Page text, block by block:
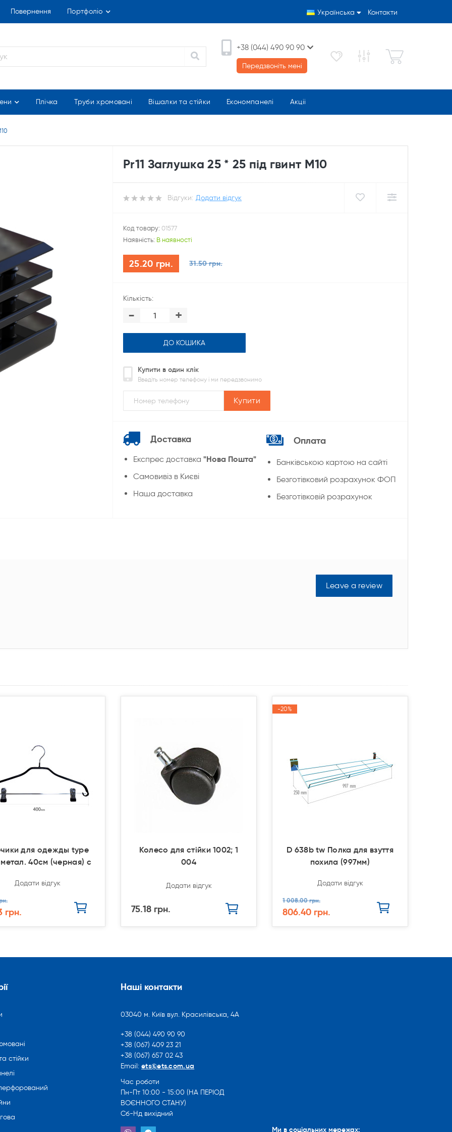
Повернення Портфоліо Українська Контакти
+38 (044) 490 90 90
Передзвоніть мені
Плічка Труби хромовані Вішалки та стійки Економпанелі Акціі
Pr11 Заглушка 25 * 25 під гвинт М10
Відгуки: Додати відгук
Код товару: 01577
Наявність: В наявності
25.20 грн. 31.50 грн.
Кількість:
- +
ДО КОШИКА
Купити в один клік
Введіть номер телефону і ми передзвонимо
Купити
Доставка
Експрес доставка "Нова Пошта"
Cамовивіз в Києві
Наша доставка
Оплата
Банківською картою на сайті
Безготівковий розрахунок ФОП
Безготівковій розрахунок
Leave a review
для одежды type
40см (черная) с
Додати відгук
грн.
Колесо для стійки 1002; 1
004
Додати відгук
75.18 грн.
-20%
-20%
D 638b tw Полка для взуття
похила (997мм)
Додати відгук
1 008.00 грн.
806.40 грн.
стійки
Наші контакти
03040 м. Київ вул. Красилівська, 4А
+38 (044) 490 90 90
+38 (067) 409 23 21
+38 (067) 657 02 43
Email: ets@ets.com.ua
Час роботи
Пн-Пт 10:00 - 15:00 (НА ПЕРІОД
ВОЄННОГО СТАНУ)
Сб-Нд вихідний
Ми в соціальних мережах: